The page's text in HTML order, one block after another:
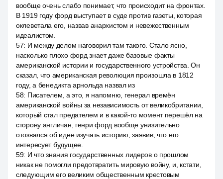
вообще очень слабо понимает, что происходит на фронтах.
В 1919 году форд выступает в суде против газеты, которая
оклеветала его, назвав анархистом и невежественным
идеалистом.
57: И между делом наговорил там такого. Стало ясно,
насколько плохо форд знает даже базовые факты
американской истории и государственного устройства. Он
сказал, что американская революция произошла в 1812
году, а бенедикта арнольда назвал из
58: Писателем, а это, я напомню, генерал времён
американской войны за независимость от великобритании,
который стал предателем и в какой-то момент перешёл на
сторону англичан, генри форд вообще унизительно
отозвался об идее изучать историю, заявив, что его
интересует будущее.
59: И что знания государственных лидеров о прошлом
никак не помогли предотвратить мировую войну, и, кстати,
следующим его великим общественным крестовым